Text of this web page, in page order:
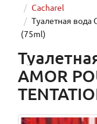
Cacharel
Туалетная вода
(75ml)
AMOR